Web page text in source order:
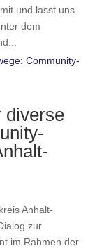
und lasst uns
dem
diverse
Anhalt-
zur
im Rahmen der